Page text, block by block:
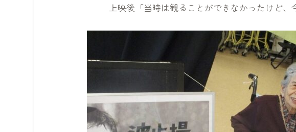
上映後「当時は観ることができなかったけど